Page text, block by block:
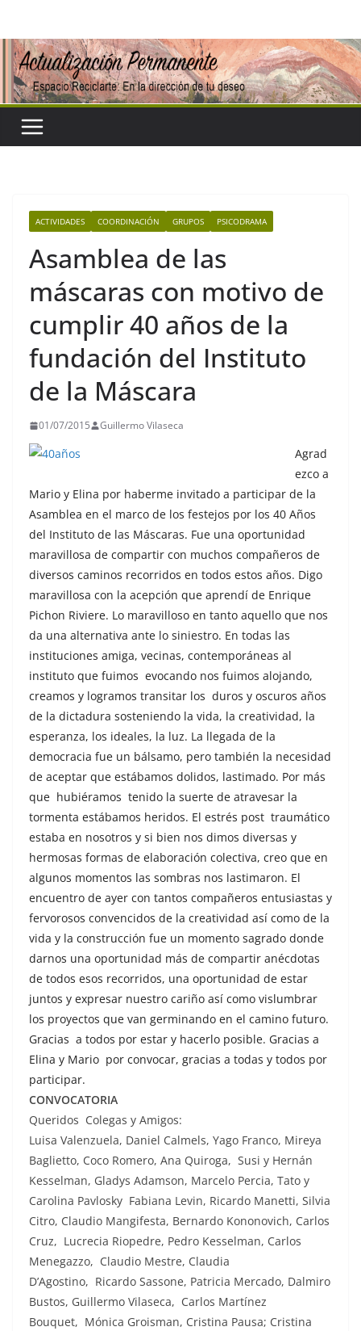
contenido
ACTIVIDADES COORDINACIÓN GRUPOS PSICODRAMA
Asamblea de las
máscaras con motivo de
cumplir 40 años de la
fundación del Instituto
de la Máscara
01/07/2015 Guillermo Vilaseca
Agrad
ezco a
Mario y Elina por haberme invitado a participar de la
Asamblea en el marco de los festejos por los 40 Años
del Instituto de las Máscaras. Fue una oportunidad
maravillosa de compartir con muchos compañeros de
diversos caminos recorridos en todos estos años. Digo
maravillosa con la acepción que aprendí de Enrique
Pichon Riviere. Lo maravilloso en tanto aquello que nos
da una alternativa ante lo siniestro. En todas las
instituciones amiga, vecinas, contemporáneas al
instituto que fuimos evocando nos fuimos alojando,
creamos y logramos transitar los duros y oscuros años
de la dictadura sosteniendo la vida, la creatividad, la
esperanza, los ideales, la luz. La llegada de la
democracia fue un bálsamo, pero también la necesidad
de aceptar que estábamos dolidos, lastimado. Por más
que hubiéramos tenido la suerte de atravesar la
tormenta estábamos heridos. El estrés post traumático
estaba en nosotros y si bien nos dimos diversas y
hermosas formas de elaboración colectiva, creo que en
algunos momentos las sombras nos lastimaron. El
encuentro de ayer con tantos compañeros entusiastas y
fervorosos convencidos de la creatividad así como de la
vida y la construcción fue un momento sagrado donde
darnos una oportunidad más de compartir anécdotas
de todos esos recorridos, una oportunidad de estar
juntos y expresar nuestro cariño así como vislumbrar
los proyectos que van germinando en el camino futuro.
Gracias a todos por estar y hacerlo posible. Gracias a
Elina y Mario por convocar, gracias a todas y todos por
participar.
CONVOCATORIA
Queridos Colegas y Amigos:
Luisa Valenzuela, Daniel Calmels, Yago Franco, Mireya
Baglietto, Coco Romero, Ana Quiroga, Susi y Hernán
Kesselman, Gladys Adamson, Marcelo Percia, Tato y
Carolina Pavlosky Fabiana Levin, Ricardo Manetti, Silvia
Citro, Claudio Mangifesta, Bernardo Kononovich, Carlos
Cruz, Lucrecia Riopedre, Pedro Kesselman, Carlos
Menegazzo, Claudio Mestre, Claudia
D’Agostino, Ricardo Sassone, Patricia Mercado, Dalmiro
Bustos, Guillermo Vilaseca, Carlos Martínez
Bouquet, Mónica Groisman, Cristina Pausa; Cristina